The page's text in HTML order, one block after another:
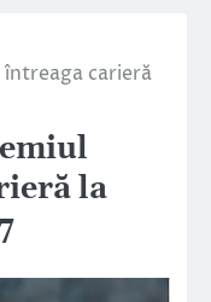
carieră
la